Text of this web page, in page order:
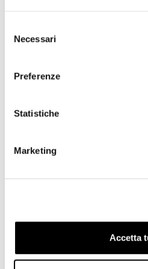
delNecessari
Preferenze
Statistiche
Marketing
Accetta
16 altri prodotti della stessa
-50%